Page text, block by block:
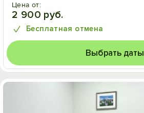
Цена от:
2 900 руб.
Бесплатная отмена
Выбрать даты